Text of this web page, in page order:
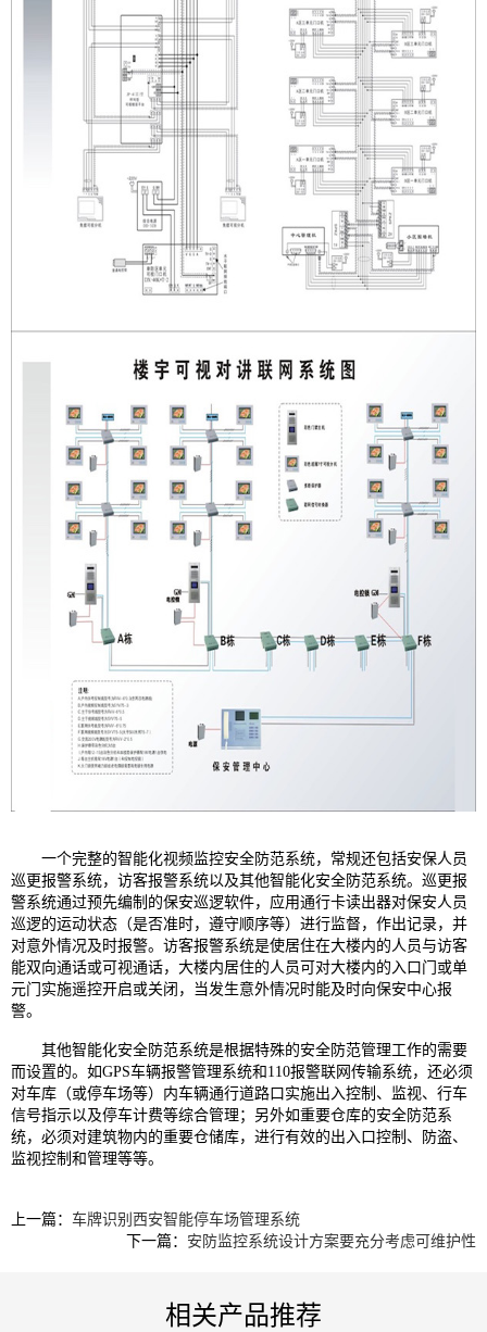
一个完整的智能化视频监控安全防范系统，常规还包括安保人员
巡更报警系统，访客报警系统以及其他智能化安全防范系统。巡更报
警系统通过预先编制的保安巡逻软件，应用通行卡读出器对保安人员
巡逻的运动状态（是否准时，遵守顺序等）进行监督，作出记录，并
对意外情况及时报警。访客报警系统是使居住在大楼内的人员与访客
能双向通话或可视通话，大楼内居住的人员可对大楼内的入口门或单
元门实施遥控开启或关闭，当发生意外情况时能及时向保安中心报
警。
其他智能化安全防范系统是根据特殊的安全防范管理工作的需要
而设置的。如GPS车辆报警管理系统和110报警联网传输系统，还必须
对车库（或停车场等）内车辆通行道路口实施出入控制、监视、行车
信号指示以及停车计费等综合管理；另外如重要仓库的安全防范系
统，必须对建筑物内的重要仓储库，进行有效的出入口控制、防盗、
监视控制和管理等等。
上一篇： 车牌识别西安智能停车场管理系统
下一篇： 安防监控系统设计方案要充分考虑可维护性
相关产品推荐